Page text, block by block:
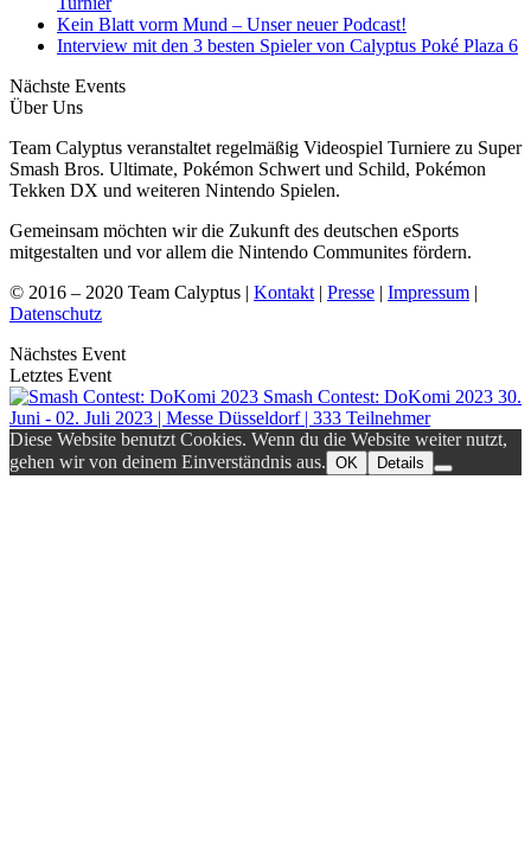
Kein Blatt vorm Mund – Unser neuer Podcast!
Interview mit den 3 besten Spieler von Calyptus Poké Plaza 6
Nächste Events
Über Uns
Team Calyptus veranstaltet regelmäßig Videospiel Turniere zu Super
Smash Bros. Ultimate, Pokémon Schwert und Schild, Pokémon
Tekken DX und weiteren Nintendo Spielen.
Gemeinsam möchten wir die Zukunft des deutschen eSports
mitgestalten und vor allem die Nintendo Communites fördern.
© 2016 – 2020 Team Calyptus | Kontakt | Presse | Impressum |
Datenschutz
Nächstes Event
Letztes Event
Smash Contest: DoKomi 2023 30.
Juni - 02. Juli 2023 | Messe Düsseldorf | 333 Teilnehmer
Diese Website benutzt Cookies. Wenn du die Website weiter nutzt,
gehen wir von deinem Einverständnis aus. OK Details